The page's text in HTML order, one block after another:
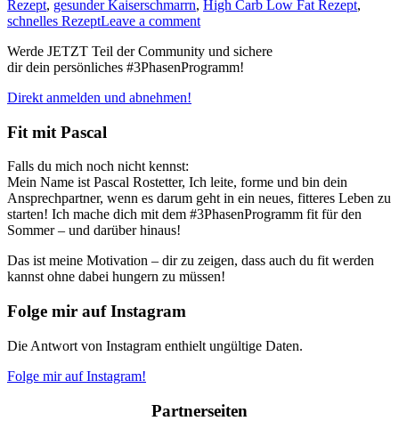
Rezept, gesunder Kaiserschmarrn, High Carb Low Fat Rezept,
schnelles RezeptLeave a comment
Werde JETZT Teil der Community und sichere
dir dein persönliches #3PhasenProgramm!
Direkt anmelden und abnehmen!
Fit mit Pascal
Falls du mich noch nicht kennst:
Mein Name ist Pascal Rostetter, Ich leite, forme und bin dein
Ansprechpartner, wenn es darum geht in ein neues, fitteres Leben zu
starten! Ich mache dich mit dem #3PhasenProgramm fit für den
Sommer – und darüber hinaus!
Das ist meine Motivation – dir zu zeigen, dass auch du fit werden
kannst ohne dabei hungern zu müssen!
Folge mir auf Instagram
Die Antwort von Instagram enthielt ungültige Daten.
Folge mir auf Instagram!
Partnerseiten